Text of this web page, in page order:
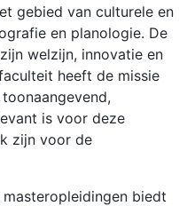
gebied van culturele en
en planologie. De
welzijn, innovatie en
heeft de missie
is voor deze
zijn voor de
biedt